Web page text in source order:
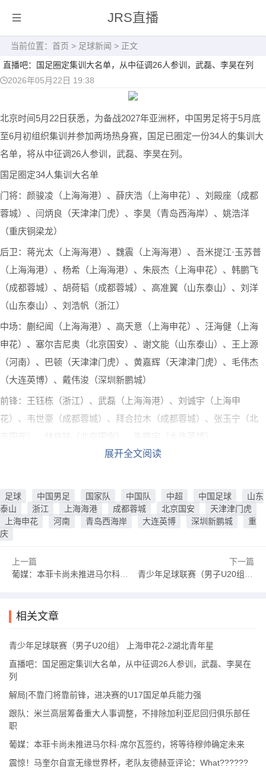
JRS直播
当前位置： 首页 > 足球新闻 > 正文
直播吧：国足圈定集训大名单，从中征调26人参训，武磊、李昊在列
2026年05月22日 19:38
北京时间5月22日获悉，为备战2027年亚洲杯，中国男足将于5月底
至6月初组织集训并参加两场热身赛，国足已圈定一份34人的集训大
名单，将从中征调26人参训，武磊、李昊在列。
国足圈定34人集训大名单
门将：颜骏凌（上海海港）、薛庆浩（上海申花）、刘殿座（成都
蓉城）、闫炳良（天津津门虎）、李昊（青岛西海岸）、姚浩洋
（重庆铜梁龙）
后卫：蒋光太（上海海港）、魏震（上海海港）、吾米提江·玉苏普
（上海海港）、杨希（上海海港）、朱辰杰（上海申花）、韩鹏飞
（成都蓉城）、胡荷韬（成都蓉城）、高准翼（山东泰山）、刘洋
（山东泰山）、刘浩帆（浙江）
中场：蒯纪闻（上海海港）、高天意（上海申花）、汪海健（上海
申花）、塞尔吉尼奥（北京国安）、谢文能（山东泰山）、王上源
（河南）、巴顿（天津津门虎）、黄嘉辉（天津津门虎）、毛伟杰
（大连英博）、戴伟浚（深圳新鹏城）
前锋：王钰栋（浙江）、武磊（上海海港）、刘诚宇（上海申
花）、韦世豪（成都蓉城）、拜合拉木（成都蓉城）、张玉宁（北
6月的国际热身赛，国足将于6月5日19点30在客场对阵新加坡，6月9
此前获悉，在6月9日浙江主场与泰国的友谊赛前，中国足协与国足
将为老将武磊举办为国足出战百场的纪念仪式，届时足协将把一件
特制百场国足纪念球衣赠予武磊。
展开全文阅读
足球 中国男足 国家队 中国队 中超 中国足球
山东
泰山
浙江 上海海港 成都蓉城 北京国安
天津津门虎
上海申花
河南 青岛西海岸 大连英博 深圳新鹏城
重
庆
上一篇
葡媒：本菲卡尚未推进马尔科·席尔瓦签约，将等待穆帅确定未来
下一篇
青少年足球联赛（男子U20组） 上海申花2-2湖北青年星
相关文章
青少年足球联赛（男子U20组） 上海申花2-2湖北青年星
直播吧：国足圈定集训大名单，从中征调26人参训，武磊、李昊在
列
解局|不靠门将靠前锋，进决赛的U17国足单兵能力强
跟队：米兰高层筹备重大人事调整，不排除加利亚尼回归俱乐部任
职
葡媒：本菲卡尚未推进马尔科·席尔瓦签约，将等待穆帅确定未来
震惊！马奎尔自宣无缘世界杯，老队友德赫亚评论：What??????